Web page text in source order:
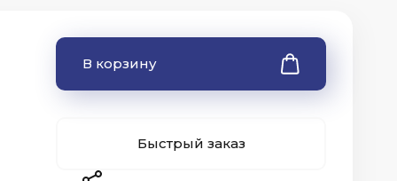
В корзину
Быстрый заказ